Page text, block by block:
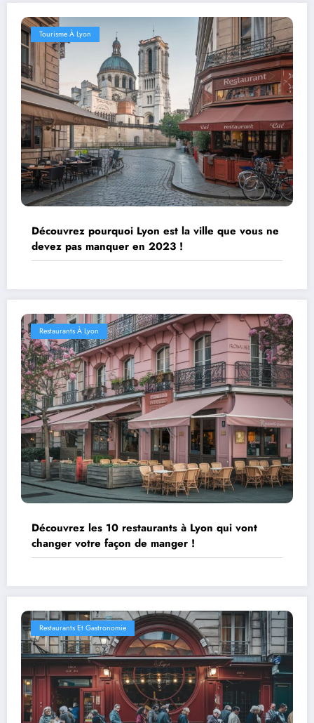
Tourisme À Lyon
Découvrez pourquoi Lyon est la ville que vous ne
devez pas manquer en 2023 !
Restaurants À Lyon
Découvrez les 10 restaurants à Lyon qui vont
changer votre façon de manger !
Restaurants Et Gastronomie